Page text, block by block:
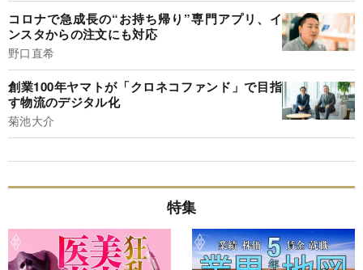
コロナで急成長の“お持ち帰り”専門アプリ、イ
ンスタからの注文にも対応
野口直希
創業100年ヤマトが「クロネコファンド」で目指
す物流のデジタル化
菊池大介
特集